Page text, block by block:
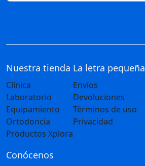
Nuestra tienda
Clínica
Laboratorio
Equipamiento
Ortodoncia
Productos Xplora
La letra pequeña
Envíos
Devoluciones
Términos de uso
Privacidad
Conócenos